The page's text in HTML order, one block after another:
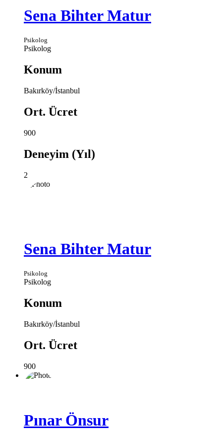
Sena Bihter Matur
Psikolog
Psikolog
Konum
Bakırköy/İstanbul
Ort. Ücret
900
Deneyim (Yıl)
2
Sena Bihter Matur
Psikolog
Psikolog
Konum
Bakırköy/İstanbul
Ort. Ücret
900
Pınar Önsur